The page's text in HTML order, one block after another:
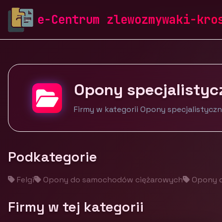
e-Centrum zlewozmywaki-
zlewozmywaki-krosch.pl Firmy Pojazdy i środki
Opony
Firmy w kategorii Opony
Podkategorie
Felgi Opony do samochodów ciężarowych Opony
Firmy w tej kategorii